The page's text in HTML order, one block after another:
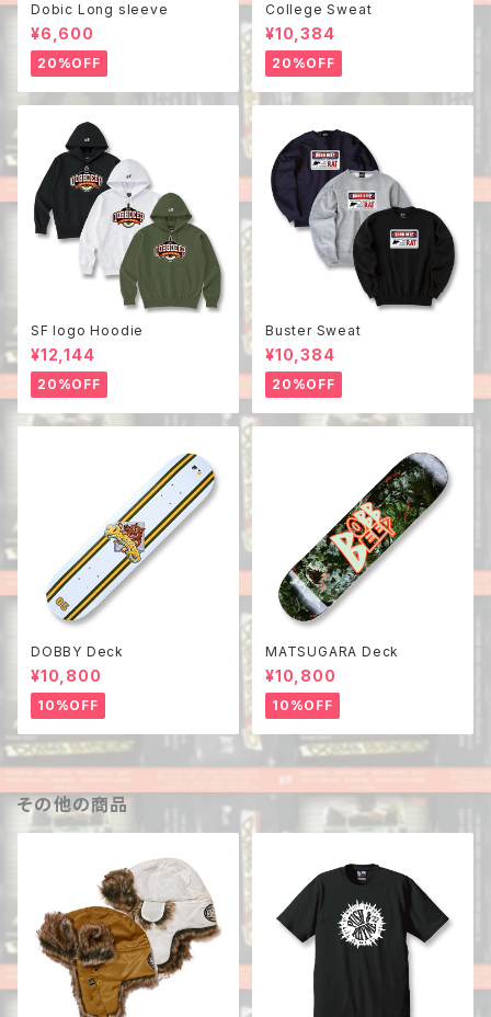
Dobic Long sleeve
¥6,600
20%OFF
College Sweat
¥10,384
20%OFF
SF logo Hoodie
¥12,144
20%OFF
Buster Sweat
¥10,384
20%OFF
DOBBY Deck
¥10,800
10%OFF
MATSUGARA Deck
¥10,800
10%OFF
その他の商品